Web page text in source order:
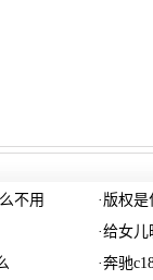
不用 · 版权是
·给女儿
·奔驰